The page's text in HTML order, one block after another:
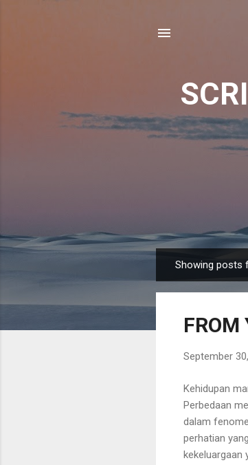
o
Showing posts
FROM
September
Kehidupan
Perbedaan
dalam
perhatian
kekeluargaan